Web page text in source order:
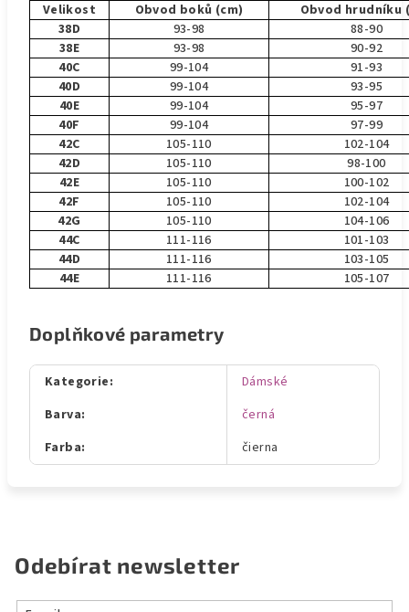
Velikost Obvod boků (cm)
Obvod hrudníku
38D
93-98
88-90
38E
93-98
90-92
40C
99-104
91-93
40D
99-104
93-95
40E
99-104
95-97
40F
99-104
97-99
42C
105-110
102-104
42D
105-110
98-100
42E
105-110
100-102
42F
105-110
102-104
42G
105-110
104-106
44C
111-116
101-103
44D
111-116
103-105
44E
111-116 105-107
Doplňkové parametry
Kategorie:
Dámské
Barva:
černá
Farba: čierna
Odebírat newsletter